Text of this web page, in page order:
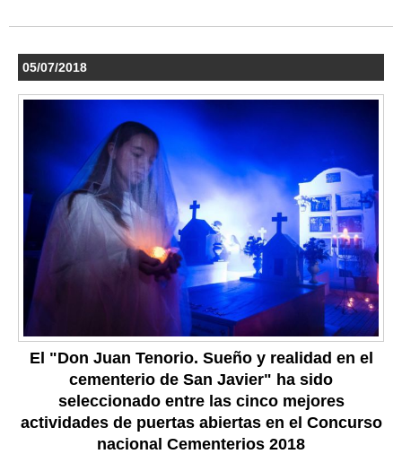
05/07/2018
El "Don Juan Tenorio. Sueño y realidad en el
cementerio de San Javier" ha sido
seleccionado entre las cinco mejores
actividades de puertas abiertas en el Concurso
nacional Cementerios 2018